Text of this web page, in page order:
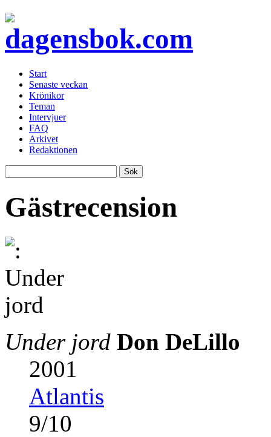
Start
Senaste veckan
Krönikor
Teman
Intervjuer
FAQ
Arkivet
Redaktionen
Gästrecension
Under jord Don DeLillo
2001
Atlantis
9/10